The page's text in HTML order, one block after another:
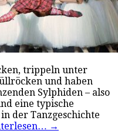
trippeln unter
und haben
Sylphiden – also
eine typische
der Tanzgeschichte
→